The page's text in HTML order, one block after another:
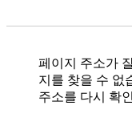
페이지 주소가
지를 찾을 수 없
주소를 다시 확